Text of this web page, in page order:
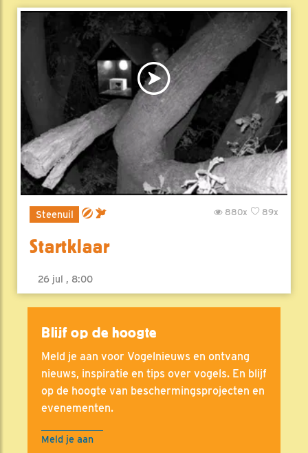
Steenuil 89x
880x
Startklaar
26 jul , 8:00
Blijf op de hoogte
Meld je aan voor Vogelnieuws en ontvang
nieuws, inspiratie en tips over vogels. En blijf
op de hoogte van beschermingsprojecten en
evenementen.
Meld je aan